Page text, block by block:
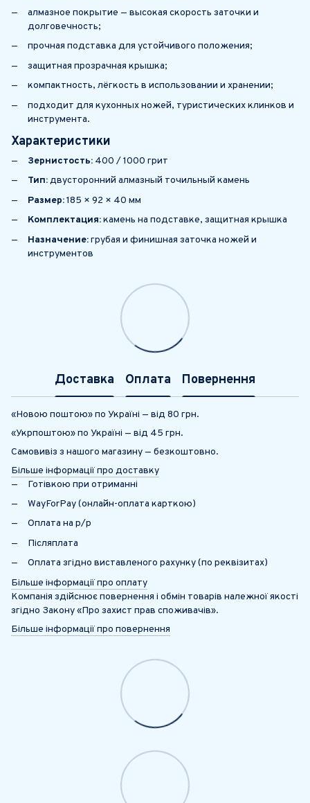
алмазное покрытие — высокая скорость заточки и
долговечность;
прочная подставка для устойчивого положения;
защитная прозрачная крышка;
компактность, лёгкость в использовании и хранении;
подходит для кухонных ножей, туристических клинков и
инструмента.
Характеристики
Зернистость: 400 / 1000 грит
Тип:двусторонний алмазный точильный камень
Размер:185 × 92 × 40 мм
Комплектация:камень на подставке, защитная крышка
Назначение:грубая и финишная заточка ножей и
инструментов
Доставка Оплата Повернення
«Новою поштою» по Україні — від 80 грн.
«Укрпоштою» по Україні — від 45 грн.
Самовивіз з нашого магазину — безкоштовно.
Більше інформації про доставку
Готівкою при отриманні
WayForPay (онлайн-оплата карткою)
Оплата на р/р
Післяплата
Оплата згідно виставленого рахунку (по реквізитах)
Більше інформації про оплату
Компанія здійснює повернення і обмін товарів належної якості
згідно Закону «Про захист прав споживачів».
Більше інформації про повернення